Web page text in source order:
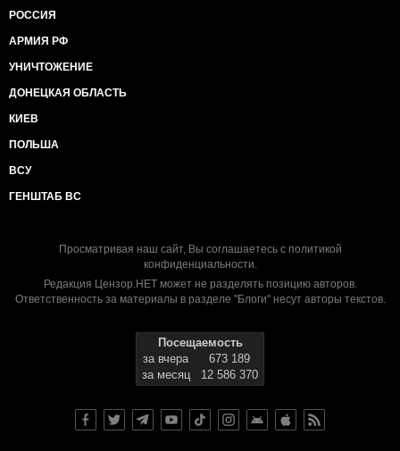
РОССИЯ
АРМИЯ РФ
УНИЧТОЖЕНИЕ
ДОНЕЦКАЯ ОБЛАСТЬ
КИЕВ
ПОЛЬША
ВСУ
ГЕНШТАБ ВС
Просматривая наш сайт, Вы соглашаетесь с политикой
конфиденциальности.
Редакция Цензор.НЕТ может не разделять позицию авторов.
Ответственность за материалы в разделе "Блоги" несут авторы текстов.
Посещаемость
за вчера
673 189
за месяц
12 586 370